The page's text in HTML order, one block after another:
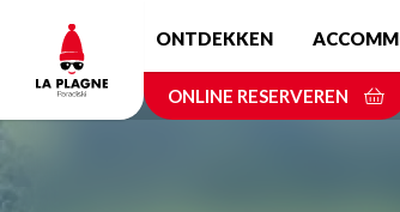
content
ONTDEKKEN
ONLINE RESERVEREN
Home Neem